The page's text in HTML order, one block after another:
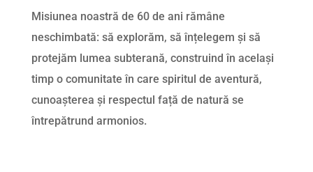
Misiunea noastră de 60 de ani rămâne
neschimbată: să explorăm, să înțelegem și să
protejăm lumea subterană, construind în același
timp o comunitate în care spiritul de aventură,
cunoașterea și respectul față de natură se
întrepătrund armonios.